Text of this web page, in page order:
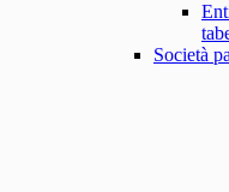
Società